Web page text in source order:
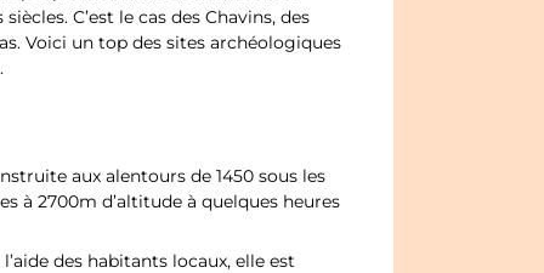
C’est le cas des Chavins, des
Voici un top des sites archéologiques
aux alentours de 1450 sous les
à 2700m d’altitude à quelques heures
des habitants locaux, elle est